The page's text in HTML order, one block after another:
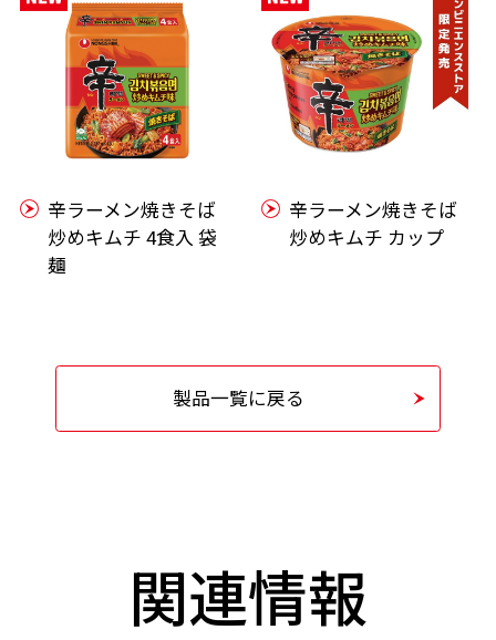
辛ラーメン焼きそば
炒めキムチ 4食入 袋
麺
辛ラーメン焼きそば
炒めキムチ カップ
製品一覧に戻る
関連情報